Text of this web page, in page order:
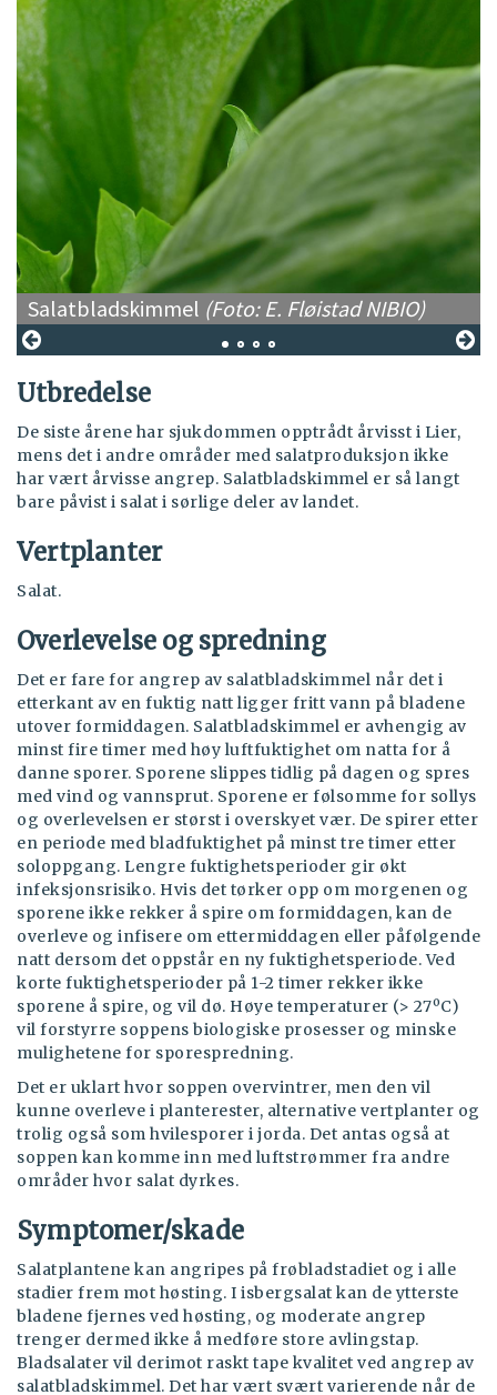
Salatbladskimmel (Foto: E. Fløistad NIBIO)
Utbredelse
De siste årene har sjukdommen opptrådt årvisst i Lier,
mens det i andre områder med salatproduksjon ikke
har vært årvisse angrep. Salatbladskimmel er så langt
bare påvist i salat i sørlige deler av landet.
Vertplanter
Salat.
Overlevelse og spredning
Det er fare for angrep av salatbladskimmel når det i
etterkant av en fuktig natt ligger fritt vann på bladene
utover formiddagen. Salatbladskimmel er avhengig av
minst fire timer med høy luftfuktighet om natta for å
danne sporer. Sporene slippes tidlig på dagen og spres
med vind og vannsprut. Sporene er følsomme for sollys
og overlevelsen er størst i overskyet vær. De spirer etter
en periode med bladfuktighet på minst tre timer etter
soloppgang. Lengre fuktighetsperioder gir økt
infeksjonsrisiko. Hvis det tørker opp om morgenen og
sporene ikke rekker å spire om formiddagen, kan de
overleve og infisere om ettermiddagen eller påfølgende
natt dersom det oppstår en ny fuktighetsperiode. Ved
korte fuktighetsperioder på 1-2 timer rekker ikke
sporene å spire, og vil dø. Høye temperaturer (> 27ºC)
vil forstyrre soppens biologiske prosesser og minske
mulighetene for sporespredning.
Det er uklart hvor soppen overvintrer, men den vil
kunne overleve i planterester, alternative vertplanter og
trolig også som hvilesporer i jorda. Det antas også at
soppen kan komme inn med luftstrømmer fra andre
områder hvor salat dyrkes.
Symptomer/skade
Salatplantene kan angripes på frøbladstadiet og i alle
stadier frem mot høsting. I isbergsalat kan de ytterste
bladene fjernes ved høsting, og moderate angrep
trenger dermed ikke å medføre store avlingstap.
Bladsalater vil derimot raskt tape kvalitet ved angrep av
salatbladskimmel. Det har vært svært varierende når de